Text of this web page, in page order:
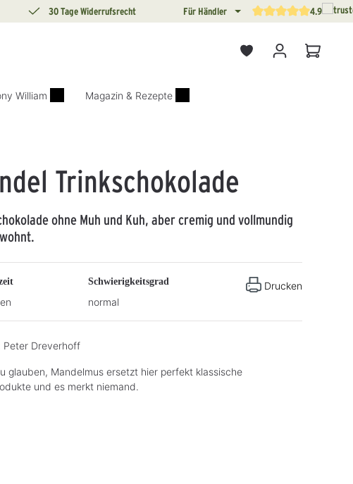
30 Tage Widerrufsrecht Für Händler Durchschnittliche4.9
William Magazin & Rezepte
Trinkschokolade
ohne Muh und Kuh, aber cremig und vollmundig
Schwierigkeitsgrad
normal
Drucken
Peter Dreverhoff
glauben, Mandelmus ersetzt hier perfekt klassische
und es merkt niemand.